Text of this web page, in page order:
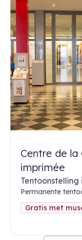
Centre de
imprimée
Permanente
Gratis met